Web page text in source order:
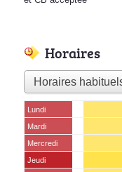
Horaires
Lundi
Mardi
Mercredi
Jeudi